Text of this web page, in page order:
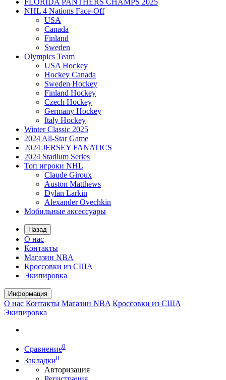
FLORIDA PANTHERS CHAMPS 2025
NHL 4 Nations Face-Off
USA
Canada
Finland
Sweden
Olympics Team
USA Hockey
Hockey Canada
Sweden Hockey
Finland Hockey
Czech Hockey
Germany Hockey
Italy Hockey
Winter Classic 2025
2024 All-Star Game
2024 JERSEY FANATICS
2024 Stadium Series
Топ игроки NHL
Claude Giroux
Auston Matthews
Dylan Larkin
Alexander Ovechkin
Мобильные аксессуары
Назад
О нас
Контакты
Магазин NBA
Кроссовки из США
Экипировка
Информация
О нас Контакты Магазин NBA Кроссовки из США
Экипировка
Сравнение0
Закладки0
Авторизация